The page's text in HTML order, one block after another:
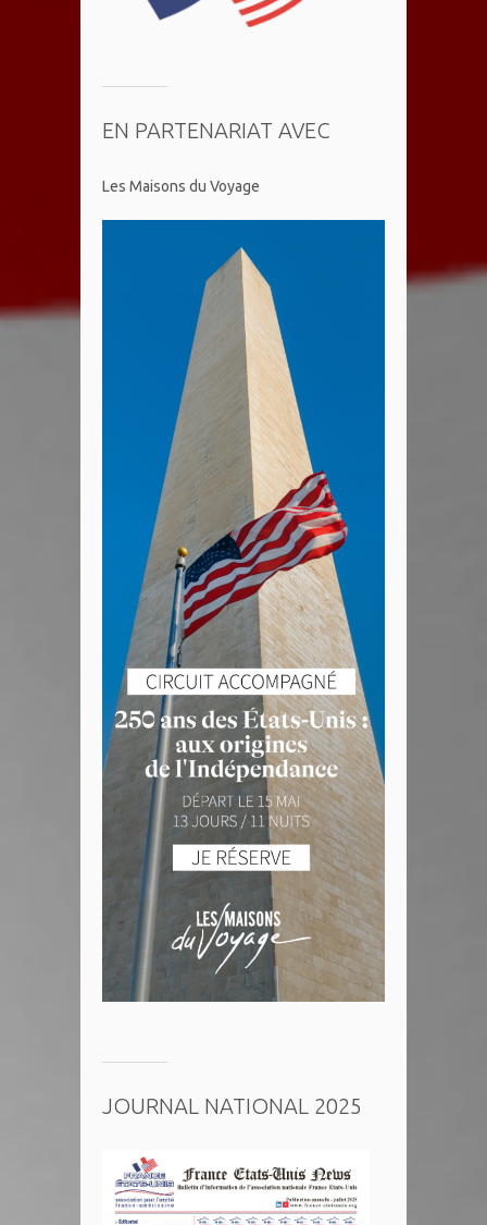
EN PARTENARIAT AVEC
Les Maisons du Voyage
JOURNAL NATIONAL 2025